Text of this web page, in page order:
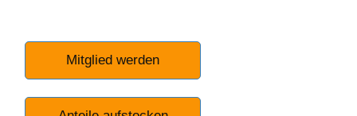
Mitglied werden